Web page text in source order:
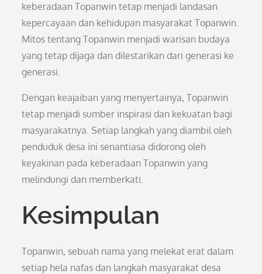
keberadaan Topanwin tetap menjadi landasan
kepercayaan dan kehidupan masyarakat Topanwin.
Mitos tentang Topanwin menjadi warisan budaya
yang tetap dijaga dan dilestarikan dari generasi ke
generasi.
Dengan keajaiban yang menyertainya, Topanwin
tetap menjadi sumber inspirasi dan kekuatan bagi
masyarakatnya. Setiap langkah yang diambil oleh
penduduk desa ini senantiasa didorong oleh
keyakinan pada keberadaan Topanwin yang
melindungi dan memberkati.
Kesimpulan
Topanwin, sebuah nama yang melekat erat dalam
setiap hela nafas dan langkah masyarakat desa